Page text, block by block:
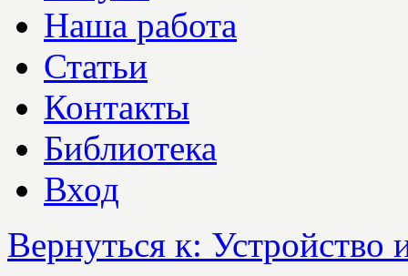
Наша работа
Статьи
Контакты
Библиотека
Вход
Вернуться к: Устройство